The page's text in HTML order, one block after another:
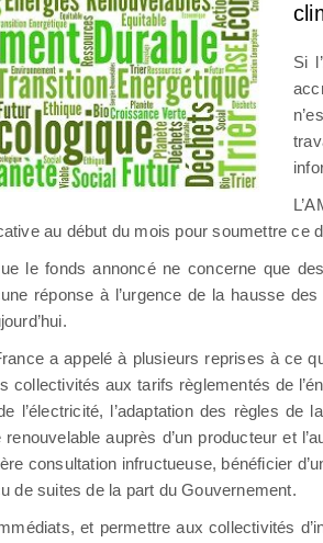
Si
au début du mois pour soumettre ce
le fonds annoncé ne concerne que
réponse à l’urgence de la hausse
a appelé à plusieurs reprises à ce
collectivités aux tarifs règlementés de
l’électricité, l’adaptation des règles
renouvelable auprès d’un producteur et
consultation infructueuse, bénéficier
de suites de la part du Gouvernement.
et permettre aux collectivités